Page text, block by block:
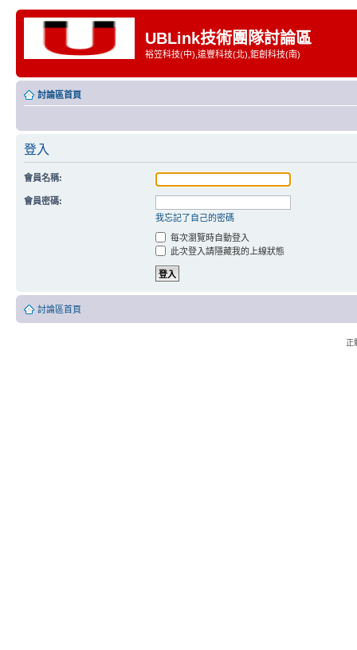
UBLink技術團隊討論區
裕笠科技(中),遠豐科技(北),鉅創科技(南)
討論區首頁
登入
會員名稱:
會員密碼:
我忘記了自己的密碼
每次瀏覽時自動登入
此次登入請隱藏我的上線狀態
討論區首頁
正